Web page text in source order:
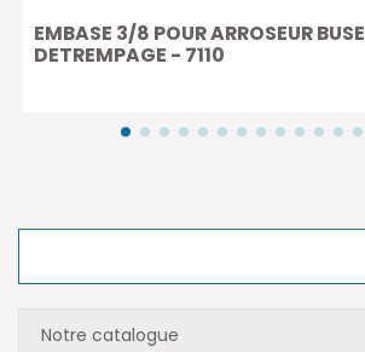
EMBASE 3/8 POUR ARROSEUR BUSE
DETREMPAGE - 7110
Notre catalogue